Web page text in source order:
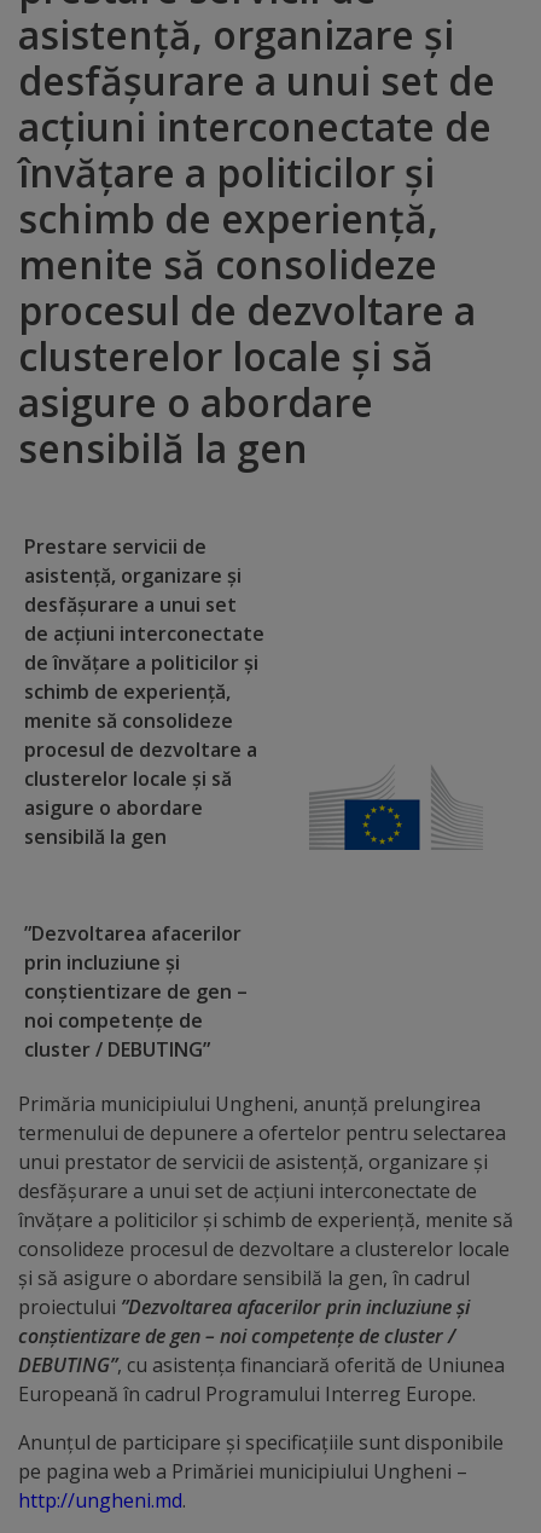
Distincții
Cetățeni
de
onoare
Deținători
ai
titlului
„Merite
pentru
Diplome
de
Excelență
Ungheniul
turistic
Obiective
turistice
(harta
sculpturilor)
Monumente
arhitecturale
Personalități
marcante
Sportivi
de
performanță
Orașul
în
imagini
asistență, organizare și
desfășurare a unui set de
acțiuni interconectate de
învățare a politicilor și
schimb de experiență,
menite să consolideze
procesul de dezvoltare a
clusterelor locale și să
asigure o abordare
sensibilă la gen
Prestare servicii de
asistență, organizare și
desfășurare a unui set
de acțiuni interconectate
de învățare a politicilor și
schimb de experiență,
menite să consolideze
procesul de dezvoltare a
clusterelor locale și să
asigure o abordare
sensibilă la gen
”Dezvoltarea afacerilor
prin incluziune și
conștientizare de gen –
noi competențe de
cluster / DEBUTING”
Primăria municipiului Ungheni, anunță prelungirea
termenului de depunere a ofertelor pentru selectarea
unui prestator de servicii de asistență, organizare și
desfășurare a unui set de acțiuni interconectate de
învățare a politicilor și schimb de experiență, menite să
consolideze procesul de dezvoltare a clusterelor locale
și să asigure o abordare sensibilă la gen, în cadrul
proiectului ”Dezvoltarea afacerilor prin incluziune și
conștientizare de gen – noi competențe de cluster /
DEBUTING”, cu asistența financiară oferită de Uniunea
Europeană în cadrul Programului Interreg Europe.
Anunțul de participare și specificațiile sunt disponibile
pe pagina web a Primăriei municipiului Ungheni –
http://ungheni.md.